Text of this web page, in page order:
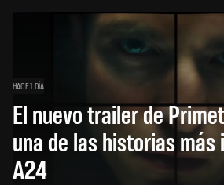
HACE 1 DÍA
El nuevo trailer de
una de las historias más
A24